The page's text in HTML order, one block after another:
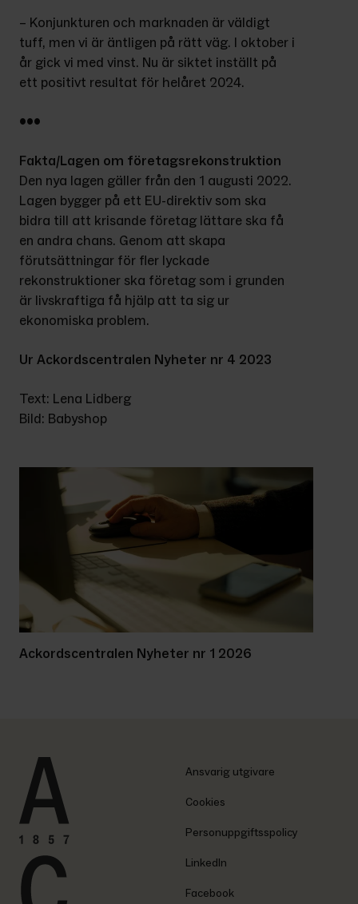
– Konjunkturen och marknaden är väldigt
tuff, men vi är äntligen på rätt väg. I oktober i
år gick vi med vinst. Nu är siktet inställt på
ett positivt resultat för helåret 2024.
•••
Fakta/Lagen om företagsrekonstruktion
Den nya lagen gäller från den 1 augusti 2022.
Lagen bygger på ett EU-direktiv som ska
bidra till att krisande företag lättare ska få
en andra chans. Genom att skapa
förutsättningar för fler lyckade
rekonstruktioner ska företag som i grunden
är livskraftiga få hjälp att ta sig ur
ekonomiska problem.
Ur Ackordscentralen Nyheter nr 4 2023
Text: Lena Lidberg
Bild: Babyshop
Ackordscentralen Nyheter nr 1 2026
Ansvarig utgivare
Cookies
Personuppgiftsspolicy
LinkedIn
Facebook